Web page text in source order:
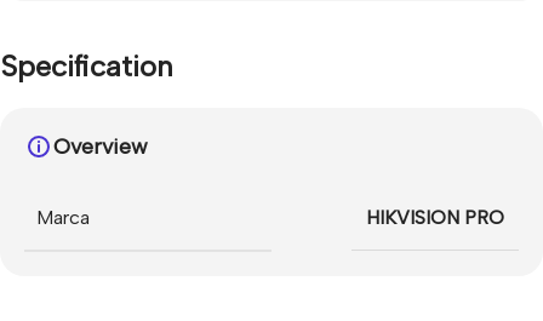
Specification
Overview
Marca HIKVISION PRO